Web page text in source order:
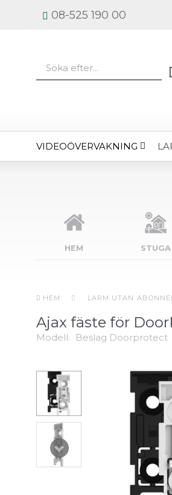
08-525 190 00
VIDEOÖVERVAKNING
HEM STUGA
HEM LARM UTAN
Ajax fäste för
Modell: Beslag Doorprotect